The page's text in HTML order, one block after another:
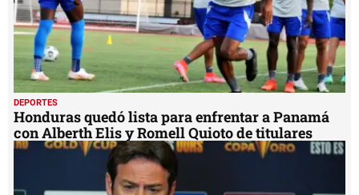
DEPORTES
Honduras quedó lista para enfrentar a Panamá
con Alberth Elis y Romell Quioto de titulares